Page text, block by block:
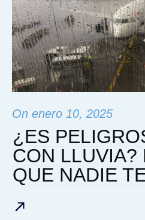
On enero 10, 2025
¿ES
CON LLUVIA?
QUE NADIE